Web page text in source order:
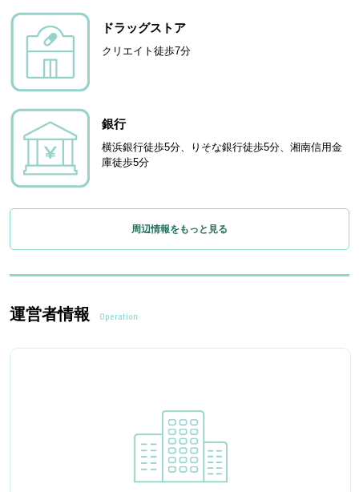
ドラッグストア
クリエイト徒歩7分
銀行
横浜銀行徒歩5分、りそな銀行徒歩5分、湘南信用金
庫徒歩5分
周辺情報をもっと見る
運営者情報 Operation